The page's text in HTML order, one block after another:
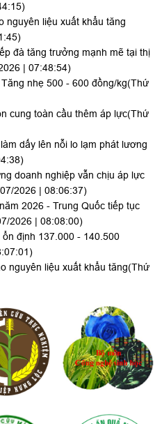
nguyên liệu xuất khẩu tăng
đà tăng trưởng mạnh mẽ tại thị
| 07:48:54)
nhẹ 500 - 600 đồng/kg(Thứ
cung toàn cầu thêm áp lực(Thứ
dấy lên nỗi lo lạm phát lương
doanh nghiệp vẫn chịu áp lực
2026 | 08:06:37)
2026 - Trung Quốc tiếp tục
2026 | 08:08:00)
định 137.000 - 140.500
nguyên liệu xuất khẩu tăng(Thứ